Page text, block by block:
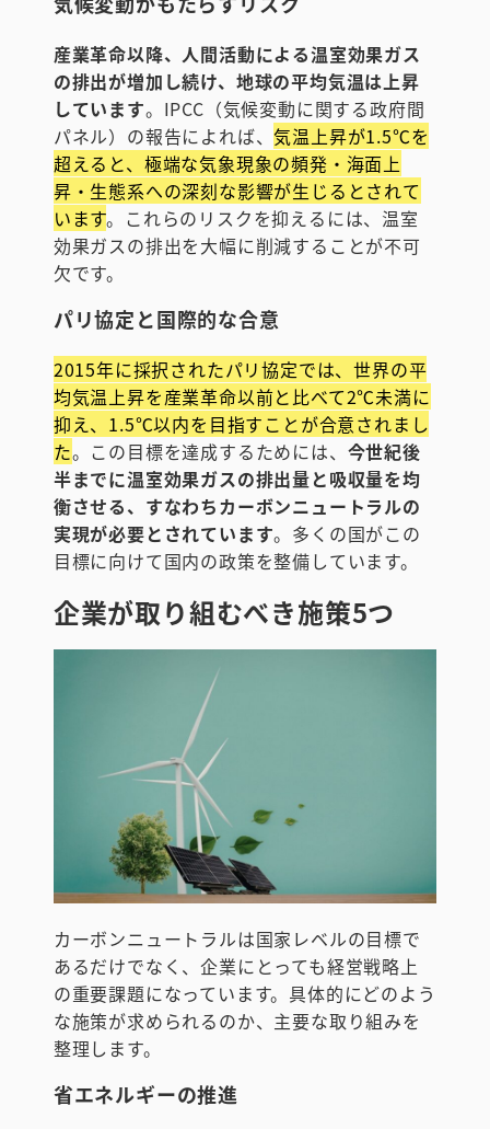
産業革命以降、人間活動による温室効果ガス
の排出が増加し続け、地球の平均気温は上昇
しています。IPCC（気候変動に関する政府間
パネル）の報告によれば、気温上昇が1.5℃を
超えると、極端な気象現象の頻発・海面上
昇・生態系への深刻な影響が生じるとされて
います。これらのリスクを抑えるには、温室
効果ガスの排出を大幅に削減することが不可
欠です。
パリ協定と国際的な合意
2015年に採択されたパリ協定では、世界の平
均気温上昇を産業革命以前と比べて2℃未満に
抑え、1.5℃以内を目指すことが合意されまし
た。この目標を達成するためには、 今世紀後
半までに温室効果ガスの排出量と吸収量を均
衡させる、すなわちカーボンニュートラルの
実現が必要とされています。多くの国がこの
目標に向けて国内の政策を整備しています。
企業が取り組むべき施策5つ
カーボンニュートラルは国家レベルの目標で
あるだけでなく、企業にとっても経営戦略上
の重要課題になっています。具体的にどのよう
な施策が求められるのか、主要な取り組みを
整理します。
省エネルギーの推進